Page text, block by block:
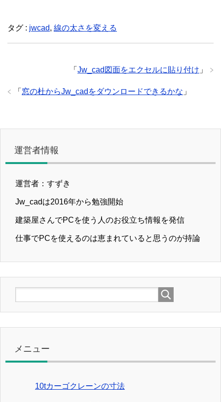
タグ : jwcad, 線の太さを変える
「 Jw_cad図面をエクセルに貼り付け 」
「 窓の杜からJw_cadをダウンロードできるかな 」
運営者情報
運営者：すずき
Jw_cadは2016年から勉強開始
建築屋さんでPCを使う人のお役立ち情報を発信
仕事でPCを使えるのは恵まれていると思うのが持論
メニュー
10tカーゴクレーンの寸法